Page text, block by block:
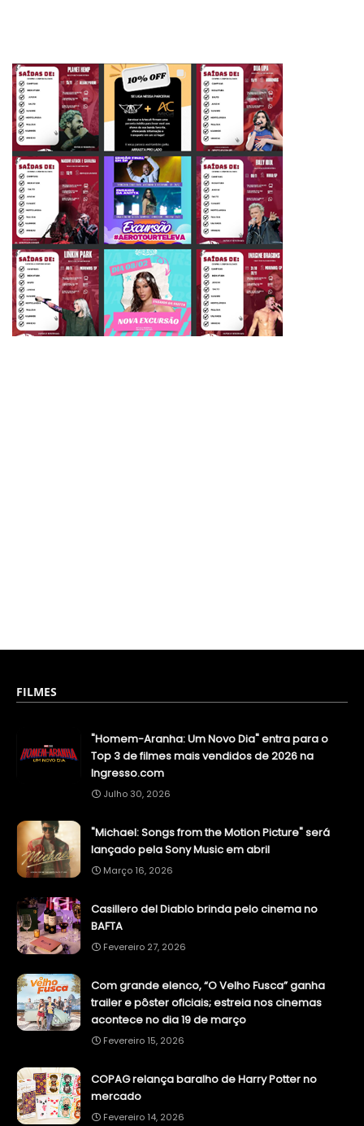
FILMES
"Homem-Aranha: Um Novo Dia" entra para o
Top 3 de filmes mais vendidos de 2026 na
Ingresso.com
Julho 30, 2026
"Michael: Songs from the Motion Picture" será
lançado pela Sony Music em abril
Março 16, 2026
Casillero del Diablo brinda pelo cinema no
BAFTA
Fevereiro 27, 2026
Com grande elenco, “O Velho Fusca” ganha
trailer e pôster oficiais; estreia nos cinemas
acontece no dia 19 de março
Fevereiro 15, 2026
COPAG relança baralho de Harry Potter no
mercado
Fevereiro 14, 2026